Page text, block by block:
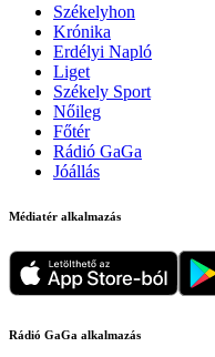
Székelyhon
Krónika
Erdélyi Napló
Liget
Székely Sport
Nőileg
Főtér
Rádió GaGa
Jóállás
Médiatér alkalmazás
Rádió GaGa alkalmazás